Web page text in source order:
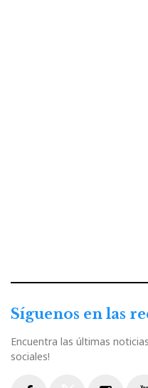
Síguenos en las
Encuentra las últimas
sociales!